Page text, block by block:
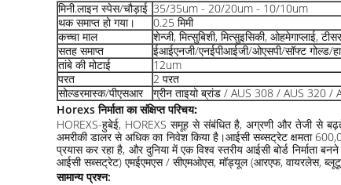
मिनी.लाइन स्पेस/चौड़ाई 35/35um - 20/20um - 10/10um
थक समाप्त हो गया।
0.25 मिमी
कच्चा माल
शेन्जी, मित्सुबिशी, मित्सुइसिकी, ओहमेगाप्लाई,
सतह समाप्त
ईआईएनजी/एनईपीआईजी/ओएसपी/सॉफ्ट गोल्ड/
तांबे की मोटाई
12um
परत
2 परत
सोल्डरमास्क/पीएसआर
ग्रीन ताइयो ब्रांड / AUS 308 / AUS 320
Horexs निर्माता का संक्षिप्त परिचय:
HOREXS-हुबेई, HOREXS समूह से संबंधित है, अग्रणी और तेजी से
अमरीकी डालर से अधिक का निवेश किया है।आईसी सब्सट्रेट क्षमता
प्रयास कर रहा है, और दुनिया में एक विश्व स्तरीय आईसी बोर्ड निर्माता
आईसी सब्सट्रेट) एमईएमएस / सीएमओएस, मॉड्यूल (आरएफ, वायरलेस,
सामान्य प्रश्न: